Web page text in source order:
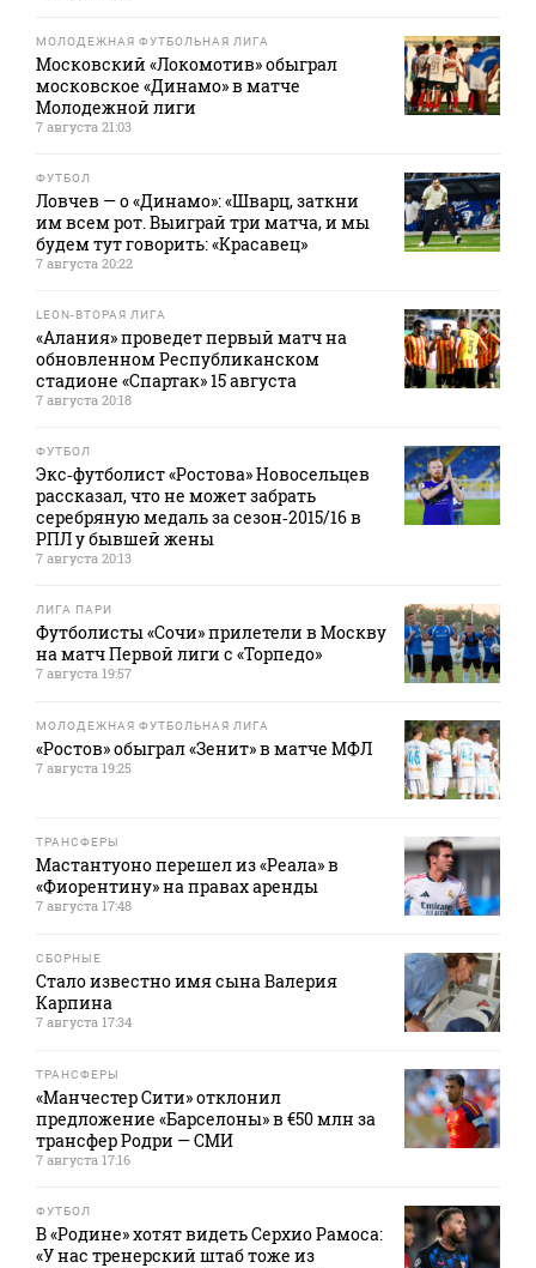
МОЛОДЕЖНАЯ ФУТБОЛЬНАЯ ЛИГА
Московский «Локомотив» обыграл
московское «Динамо» в матче
Молодежной лиги
7 августа 21:03
ФУТБОЛ
Ловчев — о «Динамо»: «Шварц, заткни
им всем рот. Выиграй три матча, и мы
будем тут говорить: «Красавец»
7 августа 20:22
LEON-ВТОРАЯ ЛИГА
«Алания» проведет первый матч на
обновленном Республиканском
стадионе «Спартак» 15 августа
7 августа 20:18
ФУТБОЛ
Экс‑футболист «Ростова» Новосельцев
рассказал, что не может забрать
серебряную медаль за сезон‑2015/16 в
РПЛ у бывшей жены
7 августа 20:13
ЛИГА ПАРИ
Футболисты «Сочи» прилетели в Москву
на матч Первой лиги с «Торпедо»
7 августа 19:57
МОЛОДЕЖНАЯ ФУТБОЛЬНАЯ ЛИГА
«Ростов» обыграл «Зенит» в матче МФЛ
7 августа 19:25
ТРАНСФЕРЫ
Мастантуоно перешел из «Реала» в
«Фиорентину» на правах аренды
7 августа 17:48
СБОРНЫЕ
Стало известно имя сына Валерия
Карпина
7 августа 17:34
ТРАНСФЕРЫ
«Манчестер Сити» отклонил
предложение «Барселоны» в €50 млн за
трансфер Родри — СМИ
7 августа 17:16
ФУТБОЛ
В «Родине» хотят видеть Серхио Рамоса:
«У нас тренерский штаб тоже из